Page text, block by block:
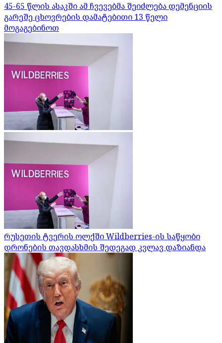
45-65 წლის ასაკში ამ ჩვევებმა შეიძლება დემენციის
გარეშე ცხოვრების დამატებითი 13 წელი
მოგაგებინოთ
რუსეთის ტვერის ოლქში Wildberries-ის საწყობი
დრონების თავდასხმის შედეგად კვლავ დაზიანდა